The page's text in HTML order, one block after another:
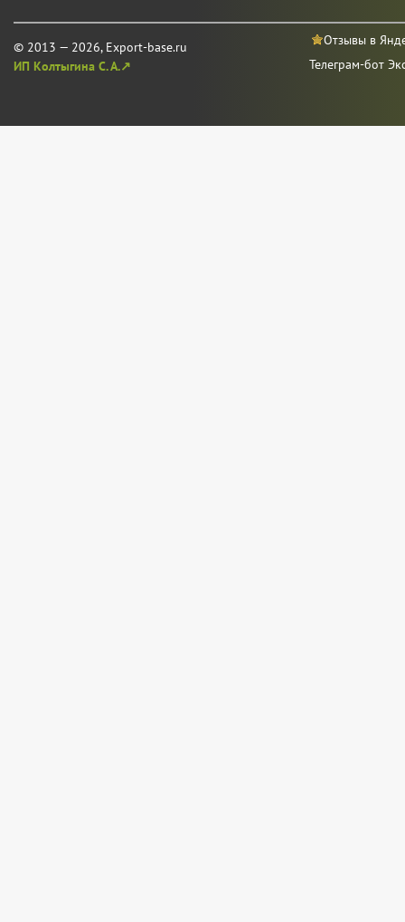
© 2013 — 2026, Export-base.ru
ИП Колтыгина С. А.↗
Отзывы в
Телеграм-бот